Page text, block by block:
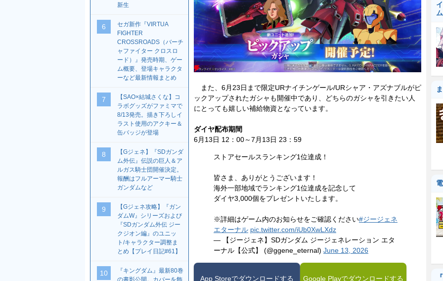
また、6月23日まで限定URナイチンゲール/URシャア・アズナブルがピ
ックアップされたガシャも開催中であり、どちらのガシャを引きたい人
にとっても嬉しい補給物資となっています。
ダイヤ配布期間
6月13日 12：00～7月13日 23：59
ストアセールスランキング1位達成！
皆さま、ありがとうございます！
海外一部地域でランキング1位達成を記念して
ダイヤ3,000個をプレゼントいたします。
※詳細はゲーム内のお知らせをご確認ください#ジージェネ
エターナル pic.twitter.com/iUb0XwLXdz
— 【ジージェネ】SDガンダム ジージェネレーション エタ
ーナル【公式】 (@ggene_eternal) June 13, 2026
App Storeでダウンロードする Google Playでダウンロードする
新生
6
セガ新作『VIRTUA
FIGHTER
CROSSROADS（バーチ
ャファイター クロスロ
ード）』発売時期、ゲー
ム概要、登場キャラクタ
ーなど最新情報まとめ
7
【SAO×結城さくな】コ
ラボグッズがファミマで
8/13発売。描き下ろしイ
ラスト使用のアクキー＆
缶バッジが登場
8
【Gジェネ】『SDガンダ
ム外伝』伝説の巨人＆ア
ルガス騎士団開催決定。
報酬はフルアーマー騎士
ガンダムなど
9
【Gジェネ攻略】『ガン
ダムW』シリーズおよび
『SDガンダム外伝 ジー
クジオン編』のユニッ
ト/キャラクター調整ま
とめ【プレイ日記#61】
10
『キングダム』最新80巻
の書影公開。カバーを飾